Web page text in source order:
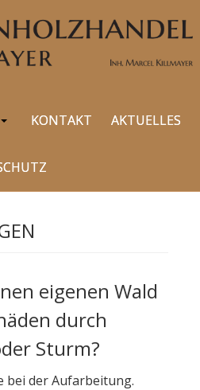
KONTAKT AKTUELLES
eigenen Wald
durch
Sturm?
bei der Aufarbeitung.